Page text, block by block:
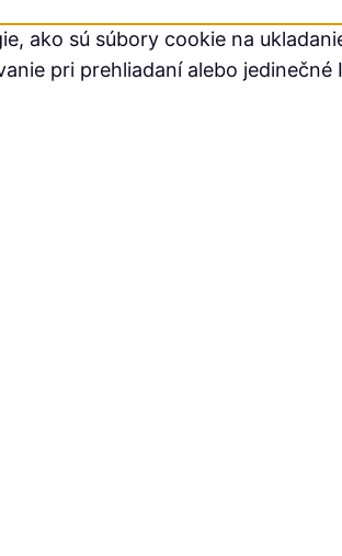
ako sú súbory cookie na
pri prehliadaní alebo